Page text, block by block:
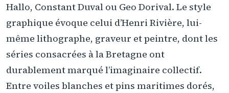
Hallo, Constant Duval ou Geo Dorival. Le style
graphique évoque celui d’Henri Rivière, lui-
même lithographe, graveur et peintre, dont les
séries consacrées à la Bretagne ont
durablement marqué l’imaginaire collectif.
Entre voiles blanches et pins maritimes dorés,